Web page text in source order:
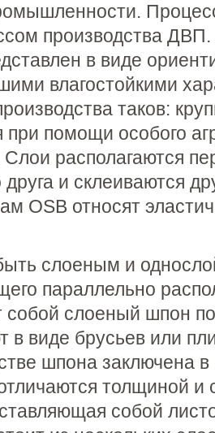
производства
в виде
влагостойкими
таков:
при помощи особого
располагаются
и склеиваются
OSB относят
слоеным и
параллельно
собой слоеный шпон
в виде брусьев или
шпона заключена
толщиной и
собой